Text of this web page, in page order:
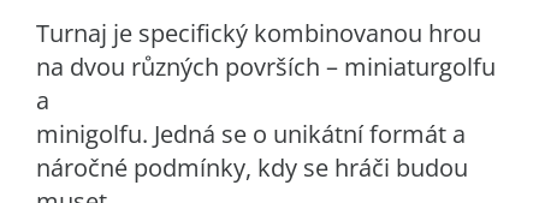
Turnaj je specifický kombinovanou hrou
na dvou různých površích – miniaturgolfu
a
minigolfu. Jedná se o unikátní formát a
náročné podmínky, kdy se hráči budou